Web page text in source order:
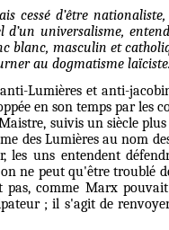
cessé d’être nationaliste,
d’un universalisme,
blanc, masculin et
au dogmatisme
Lumières et anti-
en son temps par les
suivis un siècle
des Lumières au nom
les uns entendent
ne peut qu'être troublé
pas, comme Marx
; il s'agit de